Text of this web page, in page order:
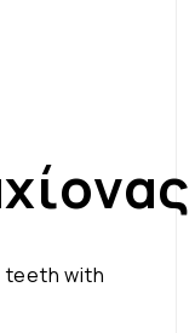
teeth with